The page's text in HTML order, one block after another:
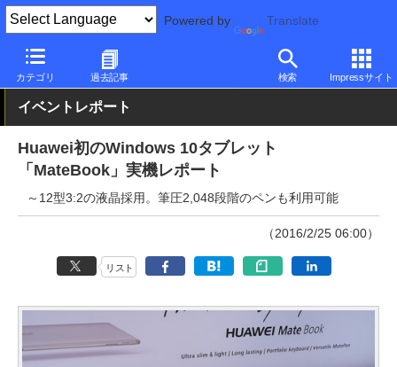
Powered by Translate
カテゴリ 過去記事 検索 Impressサイト
PC Watch イベント
イベントレポート
Huawei初のWindows 10タブレット
「MateBook」実機レポート
～12型3:2の液晶採用。筆圧2,048段階のペンも利用可能
（2016/2/25 06:00）
リスト